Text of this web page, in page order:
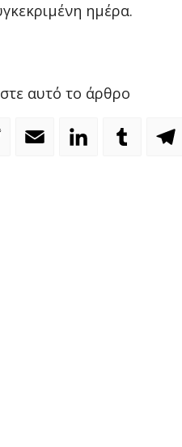
ημέρα.
αυτό το άρθρο
Twitter Email LinkedIn